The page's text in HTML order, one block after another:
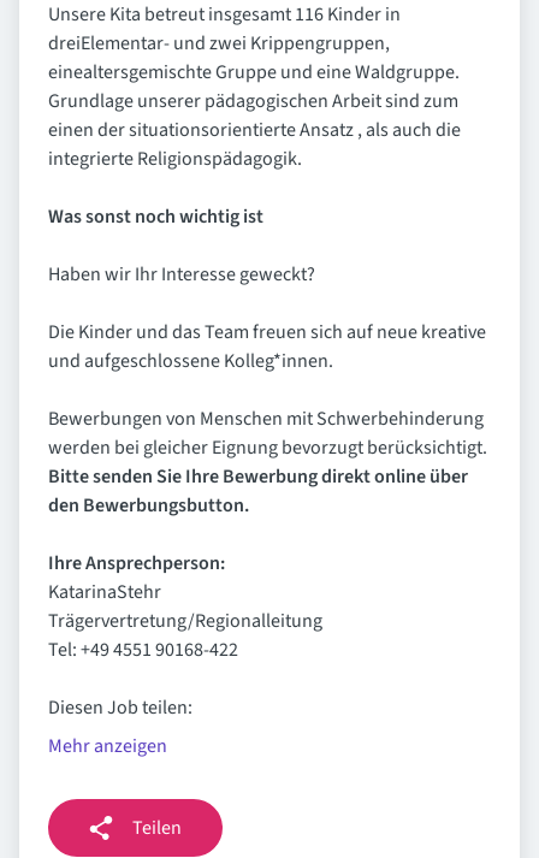
Unsere Kita betreut insgesamt 116 Kinder in
dreiElementar- und zwei Krippengruppen,
einealtersgemischte Gruppe und eine Waldgruppe.
Grundlage unserer pädagogischen Arbeit sind zum
einen der situationsorientierte Ansatz , als auch die
integrierte Religionspädagogik.
Was sonst noch wichtig ist
Haben wir Ihr Interesse geweckt?
Die Kinder und das Team freuen sich auf neue kreative
und aufgeschlossene Kolleg*innen.
Bewerbungen von Menschen mit Schwerbehinderung
werden bei gleicher Eignung bevorzugt berücksichtigt.
Bitte senden Sie Ihre Bewerbung direkt online über
den Bewerbungsbutton.
Ihre Ansprechperson:
KatarinaStehr
Trägervertretung/Regionalleitung
Tel: +49 4551 90168-422
Diesen Job teilen:
Mehr anzeigen
Teilen